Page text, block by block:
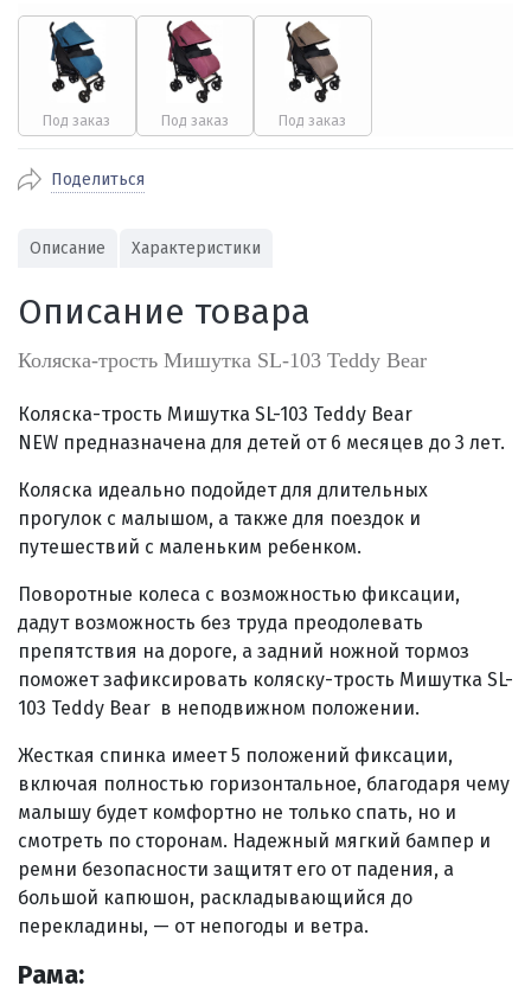
доставка
По близлежащим городам
стоимость доставки
от 100
Отправляем во все регионы России
доставка, Почта РФ или любой другой
транспортной компанией на Ваш выбор
Наличными при получении (для
Екатеринбурга и близлежащих
городов)
Через СБП при получении (для
Екатеринбурга и близлежащих
Онлайн через СБП
Поделиться
Описание Характеристики
Описание товара
Коляска-трость Мишутка SL-103 Teddy Bear
Коляска-трость Мишутка SL-103 Teddy Bear
NEW предназначена для детей от 6 месяцев до 3 лет.
Коляска идеально подойдет для длительных
прогулок с малышом, а также для поездок и
путешествий с маленьким ребенком.
Поворотные колеса с возможностью фиксации,
дадут возможность без труда преодолевать
препятствия на дороге, а задний ножной тормоз
поможет зафиксировать коляску-трость Мишутка SL-
103 Teddy Bear в неподвижном положении.
Жесткая спинка имеет 5 положений фиксации,
включая полностью горизонтальное, благодаря чему
малышу будет комфортно не только спать, но и
смотреть по сторонам. Надежный мягкий бампер и
ремни безопасности защитят его от падения, а
большой капюшон, раскладывающийся до
перекладины, — от непогоды и ветра.
Рама: